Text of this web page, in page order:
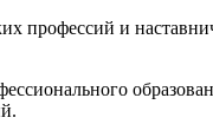
профессий и